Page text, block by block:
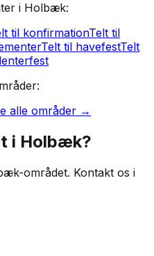
i Holbæk:
til konfirmationTelt til
Telt til havefestTelt
alle områder →
i Holbæk?
området. Kontakt os i